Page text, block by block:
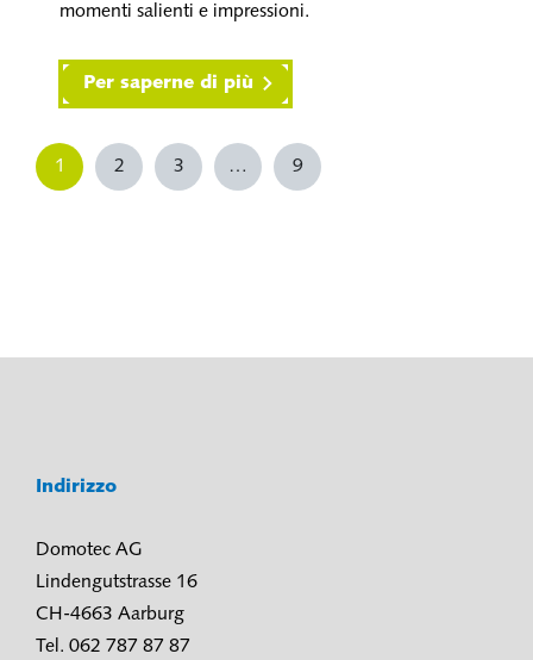
momenti salienti e impressioni.
Per saperne di più
1 2 3 … 9
Indirizzo
Domotec AG
Lindengutstrasse 16
CH-4663 Aarburg
Tel. 062 787 87 87